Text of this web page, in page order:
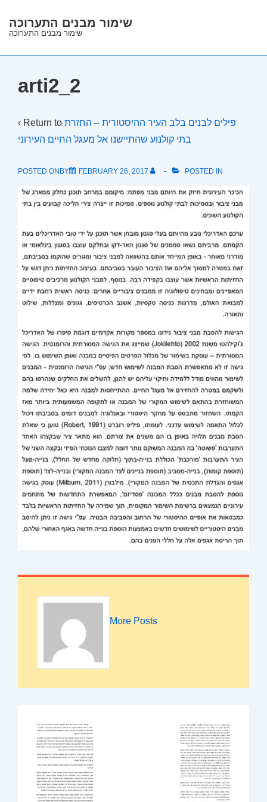
Skip
Main
שימור מבנים התערוכה
שימור מבנים התערוכה
arti2_2
‹ Return to פילים לבנים בלב העיר ההיסטורית – החזרת
בתי קולנוע שהתיישנו אל מעגל החיים העירוני
POSTED ONBY FEBRUARY 26, 2017 POSTED IN
More Posts